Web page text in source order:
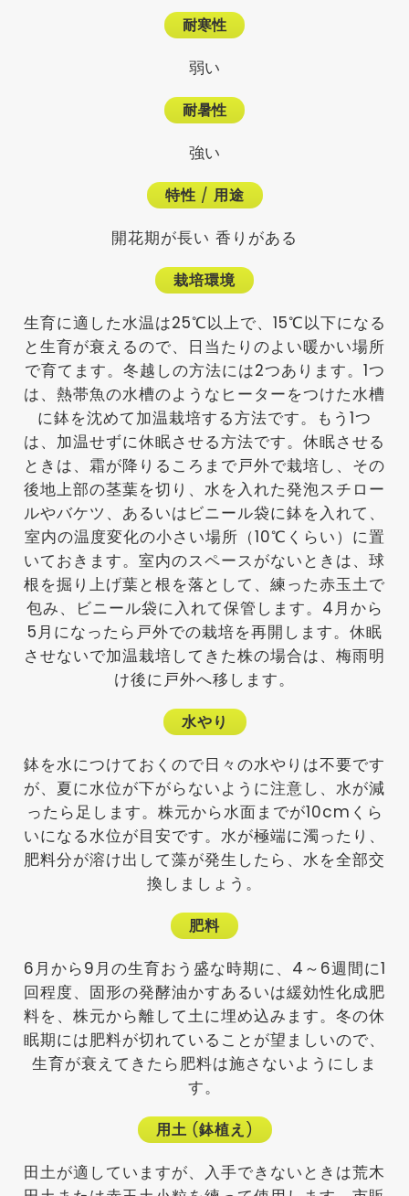
耐寒性
弱い
耐暑性
強い
特性/ 用途
開花期が長い 香りがある
栽培環境
生育に適した水温は25℃以上で、15℃以下になる
と生育が衰えるので、日当たりのよい暖かい場所
で育てます。冬越しの方法には2つあります。1つ
は、熱帯魚の水槽のようなヒーターをつけた水槽
に鉢を沈めて加温栽培する方法です。もう1つ
は、加温せずに休眠させる方法です。休眠させる
ときは、霜が降りるころまで戸外で栽培し、その
後地上部の茎葉を切り、水を入れた発泡スチロー
ルやバケツ、あるいはビニール袋に鉢を入れて、
室内の温度変化の小さい場所（10℃くらい）に置
いておきます。室内のスペースがないときは、球
根を掘り上げ葉と根を落として、練った赤玉土で
包み、ビニール袋に入れて保管します。4月から
5月になったら戸外での栽培を再開します。休眠
させないで加温栽培してきた株の場合は、梅雨明
け後に戸外へ移します。
水やり
鉢を水につけておくので日々の水やりは不要です
が、夏に水位が下がらないように注意し、水が減
ったら足します。株元から水面までが10cmくら
いになる水位が目安です。水が極端に濁ったり、
肥料分が溶け出して藻が発生したら、水を全部交
換しましょう。
肥料
6月から9月の生育おう盛な時期に、4～6週間に1
回程度、固形の発酵油かすあるいは緩効性化成肥
料を、株元から離して土に埋め込みます。冬の休
眠期には肥料が切れていることが望ましいので、
生育が衰えてきたら肥料は施さないようにしま
す。
用土 (鉢植え)
田土が適していますが、入手できないときは荒木